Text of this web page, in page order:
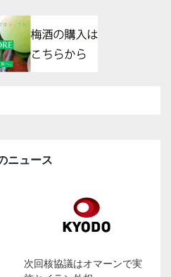
ニュース
次回核協議はオマーンで実